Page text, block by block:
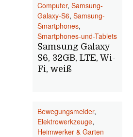
Computer, Samsung-
Galaxy-S6, Samsung-
Smartphones,
Smartphones-und-Tablets
Samsung Galaxy
S6, 32GB, LTE, Wi-
Fi, weiß
Bewegungsmelder,
Elektrowerkzeuge,
Heimwerker & Garten